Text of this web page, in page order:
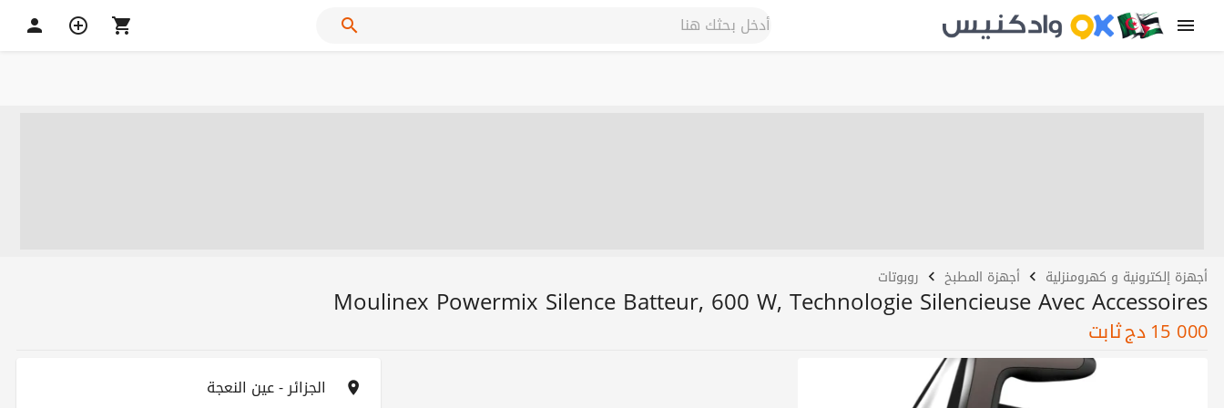
أجهزة إلكترونية و كهرومنزلية أجهزة المطبخ روبوتات
Moulinex Powermix Silence Batteur, 600 W, Technologie Silencieuse Avec Accessoires
15 000دجثابت
الجزائر - عين النعجة